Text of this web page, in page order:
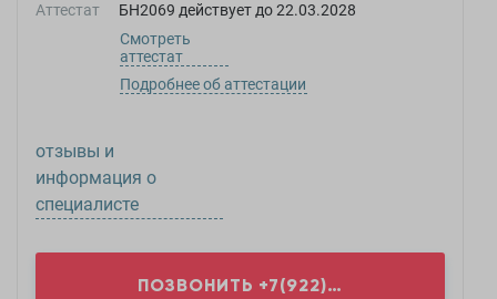
Аттестат
БН2069 действует до22.03.2028
Смотреть
аттестат
Подробнее об аттестации
отзывы и
информация о
специалисте
ПОЗВОНИТЬ +7(922)1...